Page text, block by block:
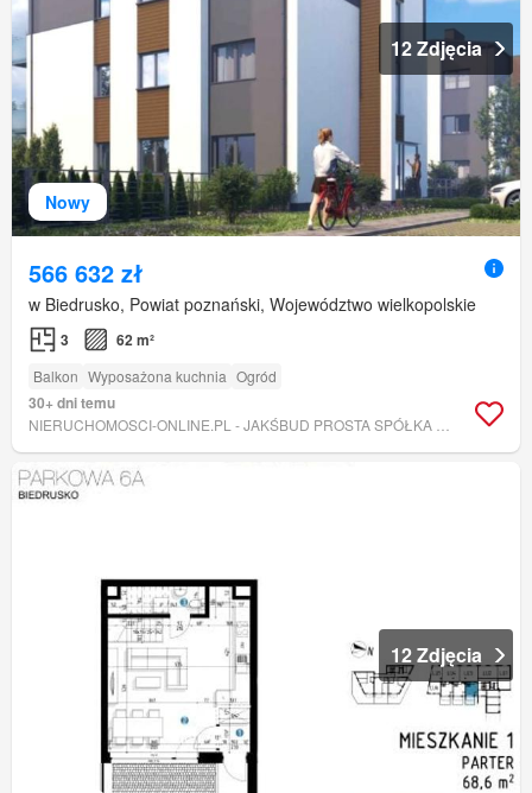
Nowy
12 Zdjęcia
566 632 zł
w Biedrusko, Powiat poznański, Województwo wielkopolskie
3 62 m²
Balkon Wyposażona kuchnia Ogród
30+ dni temu
12 Zdjęcia